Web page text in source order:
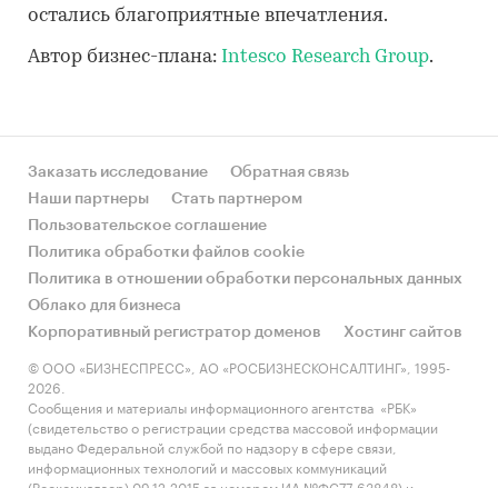
остались благоприятные впечатления.
Автор бизнес-плана: Intesco Research Group.
Заказать исследование
Обратная связь
Наши партнеры
Стать партнером
Пользовательское соглашение
Политика обработки файлов cookie
Политика в отношении обработки персональных данных
Облако для бизнеса
Корпоративный регистратор доменов
Хостинг сайтов
© ООО «БИЗНЕСПРЕСС», АО «РОСБИЗНЕСКОНСАЛТИНГ», 1995-
2026.
Сообщения и материалы информационного агентства «РБК»
(свидетельство о регистрации средства массовой информации
выдано Федеральной службой по надзору в сфере связи,
информационных технологий и массовых коммуникаций